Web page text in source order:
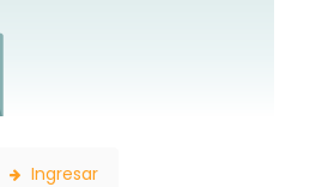
Ingresar